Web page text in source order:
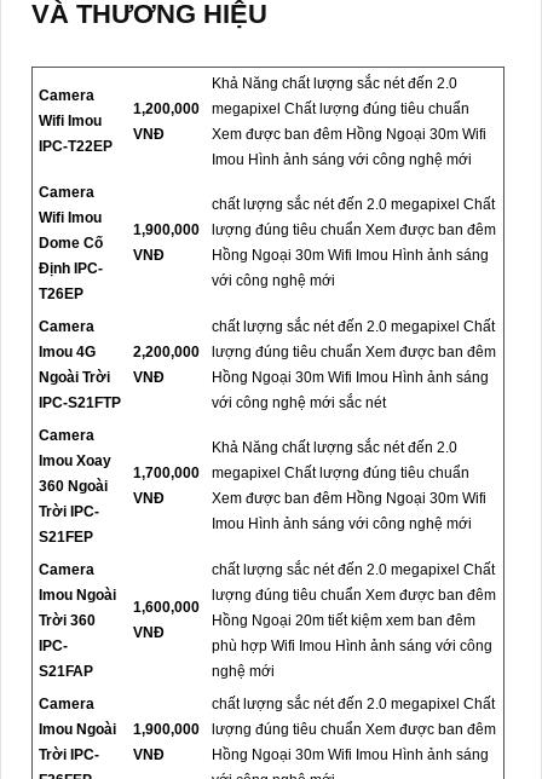
VÀ THƯƠNG HIỆU
Camera
Wifi Imou
IPC-T22EP
1,200,000
VNĐ
Khả Năng chất lượng sắc nét đến 2.0
megapixel Chất lượng đúng tiêu chuẩn
Xem được ban đêm Hồng Ngoại 30m Wifi
Imou Hình ảnh sáng với công nghệ mới
Camera
Wifi Imou
Dome Cố
Định IPC-
T26EP
1,900,000
VNĐ
chất lượng sắc nét đến 2.0 megapixel Chất
lượng đúng tiêu chuẩn Xem được ban đêm
Hồng Ngoại 30m Wifi Imou Hình ảnh sáng
với công nghệ mới
Camera
Imou 4G
Ngoài Trời
IPC-S21FTP
2,200,000
VNĐ
chất lượng sắc nét đến 2.0 megapixel Chất
lượng đúng tiêu chuẩn Xem được ban đêm
Hồng Ngoại 30m Wifi Imou Hình ảnh sáng
với công nghệ mới sắc nét
Camera
Imou Xoay
360 Ngoài
Trời IPC-
S21FEP
1,700,000
VNĐ
Khả Năng chất lượng sắc nét đến 2.0
megapixel Chất lượng đúng tiêu chuẩn
Xem được ban đêm Hồng Ngoại 30m Wifi
Imou Hình ảnh sáng với công nghệ mới
Camera
Imou Ngoài
Trời 360
IPC-
S21FAP
1,600,000
VNĐ
chất lượng sắc nét đến 2.0 megapixel Chất
lượng đúng tiêu chuẩn Xem được ban đêm
Hồng Ngoại 20m tiết kiệm xem ban đêm
phù hợp Wifi Imou Hình ảnh sáng với công
nghệ mới
Camera
Imou Ngoài
Trời IPC-
1,900,000
VNĐ
chất lượng sắc nét đến 2.0 megapixel Chất
lượng đúng tiêu chuẩn Xem được ban đêm
Hồng Ngoại 30m Wifi Imou Hình ảnh sáng